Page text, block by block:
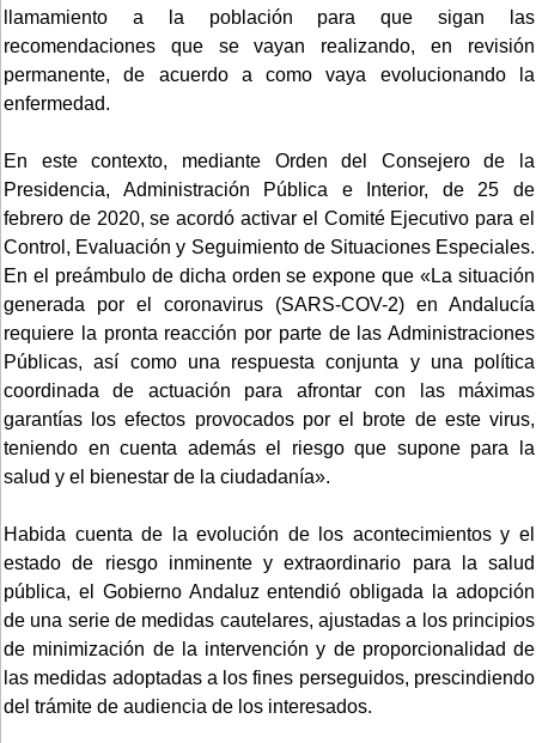
llamamiento a la población para que sigan las
recomendaciones que se vayan realizando, en revisión
permanente, de acuerdo a como vaya evolucionando la
enfermedad.
En este contexto, mediante Orden del Consejero de la
Presidencia, Administración Pública e Interior, de 25 de
febrero de 2020, se acordó activar el Comité Ejecutivo para el
Control, Evaluación y Seguimiento de Situaciones Especiales.
En el preámbulo de dicha orden se expone que «La situación
generada por el coronavirus (SARS-COV-2) en Andalucía
requiere la pronta reacción por parte de las Administraciones
Públicas, así como una respuesta conjunta y una política
coordinada de actuación para afrontar con las máximas
garantías los efectos provocados por el brote de este virus,
teniendo en cuenta además el riesgo que supone para la
salud y el bienestar de la ciudadanía».
Habida cuenta de la evolución de los acontecimientos y el
estado de riesgo inminente y extraordinario para la salud
pública, el Gobierno Andaluz entendió obligada la adopción
de una serie de medidas cautelares, ajustadas a los principios
de minimización de la intervención y de proporcionalidad de
las medidas adoptadas a los fines perseguidos, prescindiendo
del trámite de audiencia de los interesados.